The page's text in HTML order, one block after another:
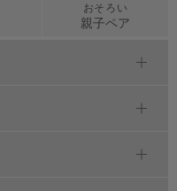
おそろい
親子ペア